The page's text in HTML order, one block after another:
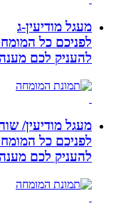
מעגל מודיעין-ג
לפניכם כל המומחים
להעניק לכם מענה
מעגל מודיעין/ שוהם
לפניכם כל המומחים
להעניק לכם מענה